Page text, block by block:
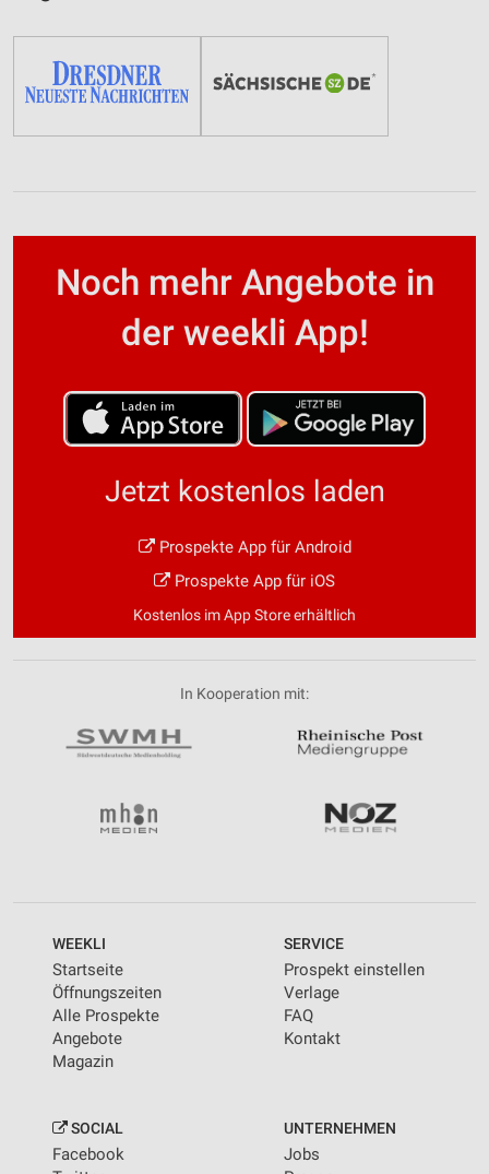
Noch mehr Angebote in
der weekli App!
Jetzt kostenlos laden
Prospekte App für Android
Prospekte App für iOS
Kostenlos im App Store erhältlich
In Kooperation mit:
WEEKLI
Startseite
Öffnungszeiten
Alle Prospekte
Angebote
Magazin
SERVICE
Prospekt einstellen
Verlage
FAQ
Kontakt
SOCIAL
Facebook
UNTERNEHMEN
Jobs